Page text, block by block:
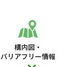
構内図・
バリアフリー情報